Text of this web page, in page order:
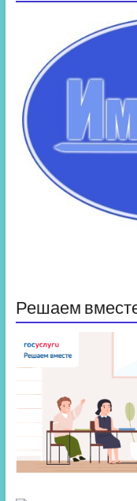
Решаем